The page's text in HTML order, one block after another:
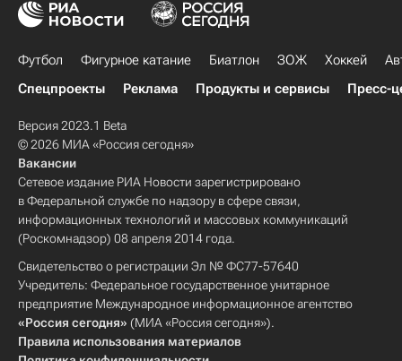
Футбол Фигурное катание Биатлон ЗОЖ Хоккей
Спецпроекты
Реклама Продукты и сервисы Пресс-
Версия 2023.1 Beta
© 2026 МИА «Россия сегодня»
Вакансии
Сетевое издание РИА Новости зарегистрировано
в Федеральной службе по надзору в сфере связи,
информационных технологий и массовых коммуникаций
(Роскомнадзор) 08 апреля 2014 года.
Свидетельство о регистрации Эл № ФС77-57640
Учредитель: Федеральное государственное унитарное
предприятие Международное информационное агентство
«Россия сегодня» (МИА «Россия сегодня»).
Правила использования материалов